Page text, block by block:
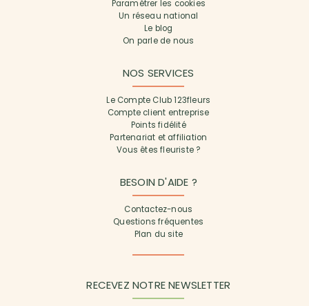
Paramétrer les cookies
Un réseau national
Le blog
On parle de nous
NOS SERVICES
Le Compte Club 123fleurs
Compte client entreprise
Points fidélité
Partenariat et affiliation
Vous êtes fleuriste ?
BESOIN D'AIDE ?
Contactez-nous
Questions fréquentes
Plan du site
RECEVEZ NOTRE NEWSLETTER